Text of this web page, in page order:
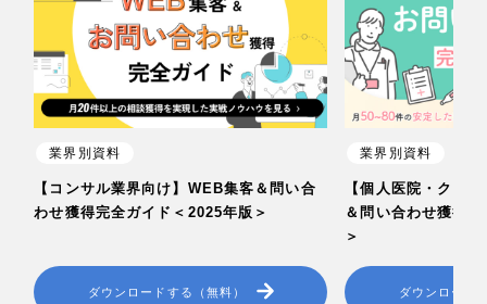
業界別資料
【コンサル業界向け】WEB集客＆問い合
わせ獲得完全ガイド＜2025年版＞
ダウンロードする（無料）
業界別資料
【個人医院・クリ
＆問い合わせ獲得
＞
ダウンロード